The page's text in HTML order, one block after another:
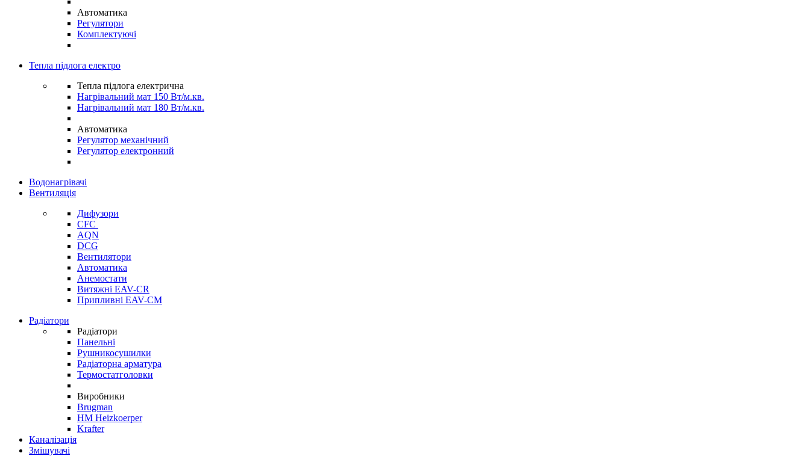
Автоматика
Регулятори
Комплектуючі
Тепла підлога електро
Тепла підлога електрична
Нагрівальний мат 150 Вт/м.кв.
Нагрівальний мат 180 Вт/м.кв.
Автоматика
Регулятор механічний
Регулятор електронний
Водонагрівачі
Вентиляція
Дифузори
CFC
AQN
DCG
Вентилятори
Автоматика
Анемостати
Витяжні EAV-CR
Припливні EAV-CM
Радіатори
Радіатори
Панельні
Рушникосушилки
Радіаторна арматура
Термостатголовки
Виробники
Brugman
HM Heizkoerper
Krafter
Каналізація
Змішувачі